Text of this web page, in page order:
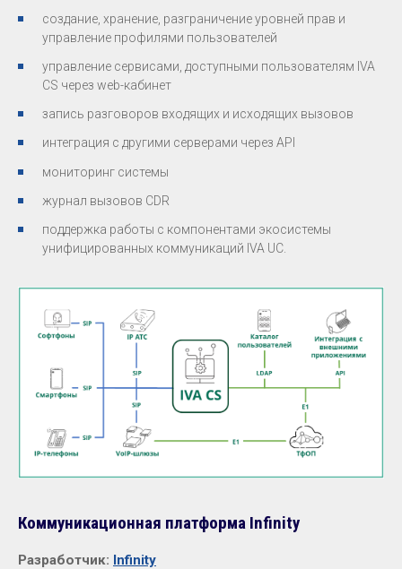
создание, хранение, разграничение уровней прав и
управление профилями пользователей
управление сервисами, доступными пользователям IVA
CS через web-кабинет
запись разговоров входящих и исходящих вызовов
интеграция с другими серверами через API
мониторинг системы
журнал вызовов CDR
поддержка работы с компонентами экосистемы
унифицированных коммуникаций IVA UC.
Коммуникационная платформа Infinity
Разработчик: Infinity